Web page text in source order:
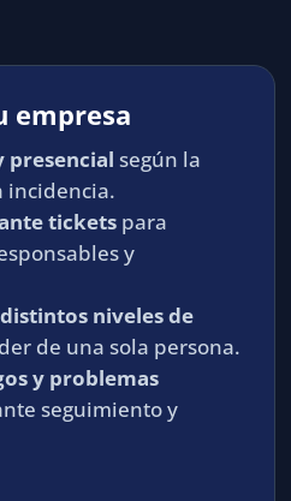
empresa
presencial según la
incidencia.
tickets para
y
niveles de
de una sola persona.
y problemas
seguimiento y